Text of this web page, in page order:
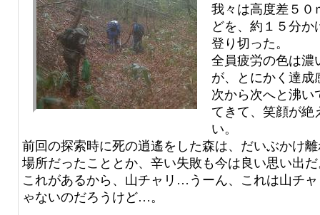
我々は高度差５０
どを、約１５分か
登り切った。
全員疲労の色は濃
が、とにかく達成
次から次へと沸い
てきて、笑顔が絶
い。
前回の探索時に死の逍遙をした森は、だいぶかけ
場所だったこととか、辛い失敗も今は良い思い出
これがあるから、山チャリ…うーん、これは山チ
ゃないのだろうけど…。